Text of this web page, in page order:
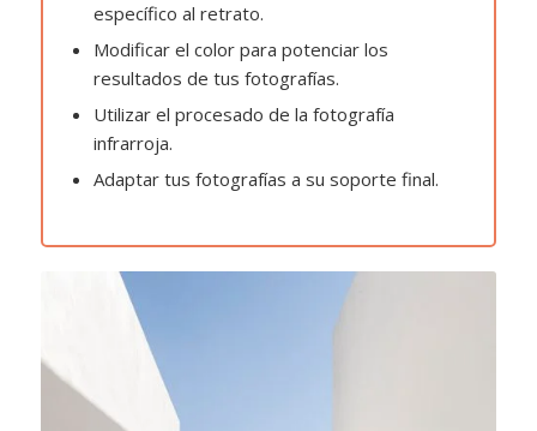
específico al retrato.
Modificar el color para potenciar los
resultados de tus fotografías.
Utilizar el procesado de la fotografía
infrarroja.
Adaptar tus fotografías a su soporte final.